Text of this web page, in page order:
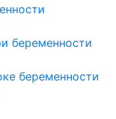
беременности
беременности